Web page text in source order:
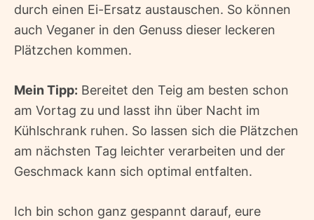
durch einen Ei-Ersatz austauschen. So können
auch Veganer in den Genuss dieser leckeren
Plätzchen kommen.
Mein Tipp: Bereitet den Teig am besten schon
am Vortag zu und lasst ihn über Nacht im
Kühlschrank ruhen. So lassen sich die Plätzchen
am nächsten Tag leichter verarbeiten und der
Geschmack kann sich optimal entfalten.
Ich bin schon ganz gespannt darauf, eure